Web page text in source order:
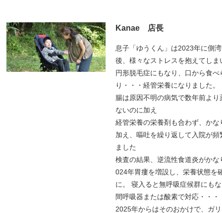
Kanae 店長
息子「ゆうくん」は2023年に側
後、様々なストレスを抱えてしま
円形脱毛症にもなり、口から食べ
り・・・経管栄養になりました。
腸は原因不明の病気で数年前より
ないのに加え
経管栄養の栄養剤も合わず、かな
加え、嘔吐を繰り返して入院が頻
ました
検査の結果、逆流性食道炎がかな
024年胃瘻を増設し、栄養状態を
に。 寝入ると無呼吸症候群にも
間呼吸器または酸素で対応・・・
2025年からはそのおかけで、ガ